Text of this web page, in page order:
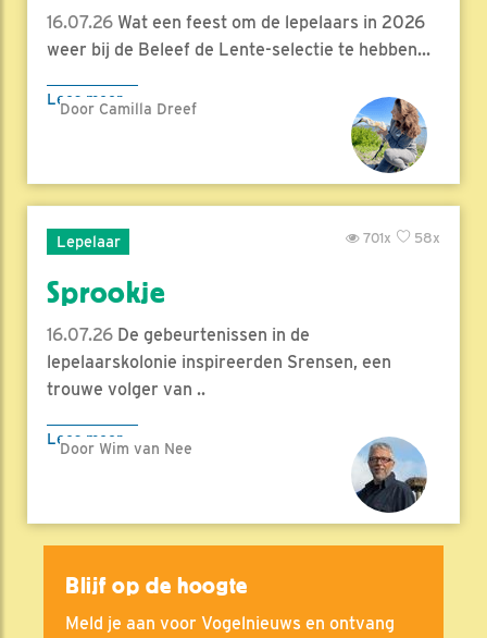
16.07.26 Wat een feest om de lepelaars in 2026
weer bij de Beleef de Lente-selectie te hebben...
Lees meer
Door Camilla Dreef
Lepelaar 58x
701x
Sprookje
16.07.26 De gebeurtenissen in de
lepelaarskolonie inspireerden Srensen, een
trouwe volger van ..
Lees meer
Door Wim van Nee
Blijf op de hoogte
Meld je aan voor Vogelnieuws en ontvang